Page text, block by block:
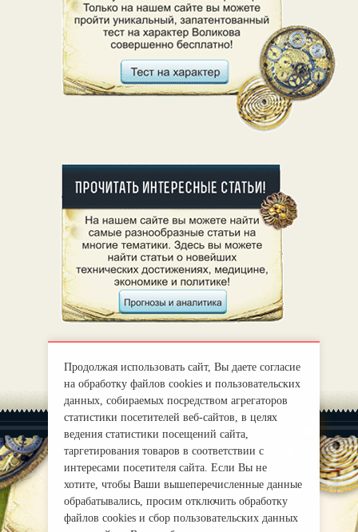
О нас
Правила
mirprognoz@mail.ru
Продолжая использовать сайт, Вы даете согласие
на обработку файлов cookies и пользовательских
данных, собираемых посредством агрегаторов
статистики посетителей веб-сайтов, в целях
ведения статистики посещений сайта,
таргетирования товаров в соответствии с
интересами посетителя сайта. Если Вы не
хотите, чтобы Ваши вышеперечисленные данные
обрабатывались, просим отключить обработку
файлов cookies и сбор пользовательских данных